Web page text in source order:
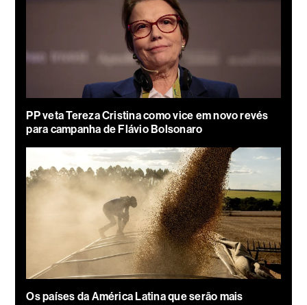
PP veta Tereza Cristina como vice em novo revés
para campanha de Flávio Bolsonaro
Os países da América Latina que serão mais